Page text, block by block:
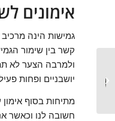
אימונים
גמישות הינה
קשר בין שימור
ולמרבה הצער לא
יושבניים ופחות
מתיחות בסוף
חשובה לנו וכאשר
עליה
חזרה